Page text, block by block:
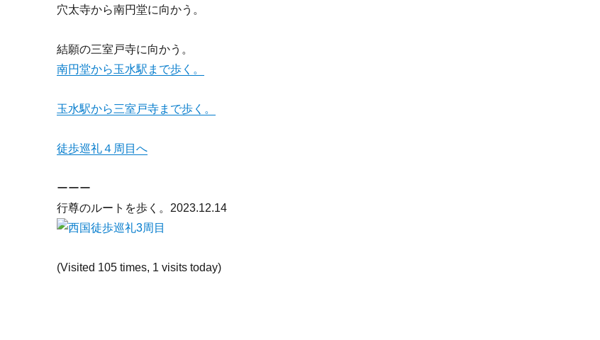
穴太寺から南円堂に向かう。
結願の三室戸寺に向かう。
南円堂から玉水駅まで歩く。
玉水駅から三室戸寺まで歩く。
徒歩巡礼４周目へ
ーーー
行尊のルートを歩く。2023.12.14
(Visited 105 times, 1 visits today)